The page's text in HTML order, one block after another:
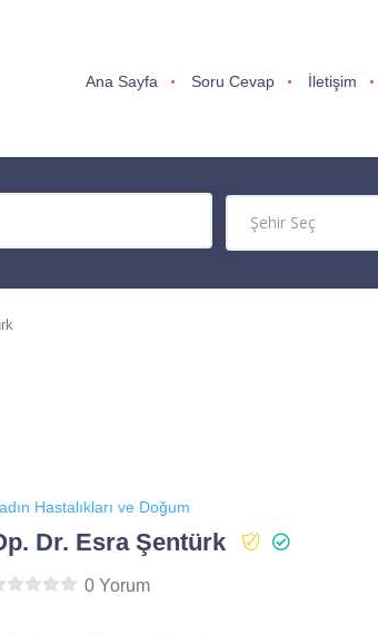
Ana Sayfa Soru Cevap İletişim
Hastalıkları ve Doğum
Dr. Esra Şentürk
0 Yorum